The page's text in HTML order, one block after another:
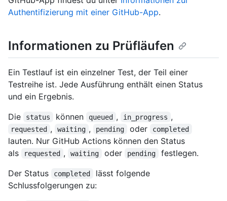
Authentifizierung mit einer GitHub-App.
Informationen zu Prüfläufen
Ein Testlauf ist ein einzelner Test, der Teil einer
Testreihe ist. Jede Ausführung enthält einen Status
und ein Ergebnis.
Die
status können queued , in_progress ,
requested , waiting , pending oder completed
lauten. Nur GitHub Actions können den Status
als
requested , waiting oder pending
festlegen.
Der Status
completed
lässt folgende
Schlussfolgerungen zu: